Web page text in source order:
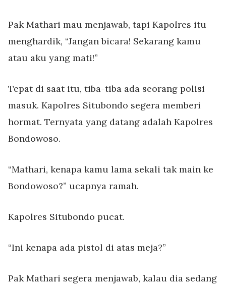
Pak Mathari mau menjawab, tapi Kapolres itu
menghardik, “Jangan bicara! Sekarang kamu
atau aku yang mati!”
Tepat di saat itu, tiba-tiba ada seorang polisi
masuk. Kapolres Situbondo segera memberi
hormat. Ternyata yang datang adalah Kapolres
Bondowoso.
“Mathari, kenapa kamu lama sekali tak main ke
Bondowoso?” ucapnya ramah.
Kapolres Situbondo pucat.
“Ini kenapa ada pistol di atas meja?”
Pak Mathari segera menjawab, kalau dia sedang